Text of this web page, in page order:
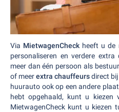
Via MietwagenCheck heeft u de
personaliseren en verdere
meer dan één persoon als
of meerextra chauffeursdirect
huurauto ook op een andere
hebt opgehaald, kunt u kiezen
MietwagenCheck kunt u kiezen